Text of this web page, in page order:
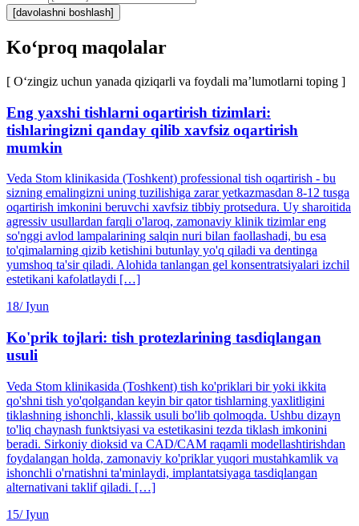
[davolashni boshlash]
Ko‘proq maqolalar
[ O‘zingiz uchun yanada qiziqarli va foydali ma’lumotlarni toping ]
Eng yaxshi tishlarni oqartirish tizimlari:
tishlaringizni qanday qilib xavfsiz oqartirish
mumkin
Veda Stom klinikasida (Toshkent) professional tish oqartirish - bu
sizning emalingizni uning tuzilishiga zarar yetkazmasdan 8-12 tusga
oqartirish imkonini beruvchi xavfsiz tibbiy protsedura. Uy sharoitida
agressiv usullardan farqli o'laroq, zamonaviy klinik tizimlar eng
so'nggi avlod lampalarining salqin nuri bilan faollashadi, bu esa
to'qimalarning qizib ketishini butunlay yo'q qiladi va dentinga
yumshoq ta'sir qiladi. Alohida tanlangan gel konsentratsiyalari izchil
estetikani kafolatlaydi […]
18/ Iyun
Ko'prik tojlari: tish protezlarining tasdiqlangan
usuli
Veda Stom klinikasida (Toshkent) tish ko'priklari bir yoki ikkita
qo'shni tish yo'qolgandan keyin bir qator tishlarning yaxlitligini
tiklashning ishonchli, klassik usuli bo'lib qolmoqda. Ushbu dizayn
to'liq chaynash funktsiyasi va estetikasini tezda tiklash imkonini
beradi. Sirkoniy dioksid va CAD/CAM raqamli modellashtirishdan
foydalangan holda, zamonaviy ko'priklar yuqori mustahkamlik va
ishonchli o'rnatishni ta'minlaydi, implantatsiyaga tasdiqlangan
alternativani taklif qiladi. […]
15/ Iyun